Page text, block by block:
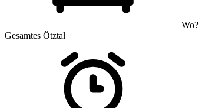
Wo?
Gesamtes Ötztal